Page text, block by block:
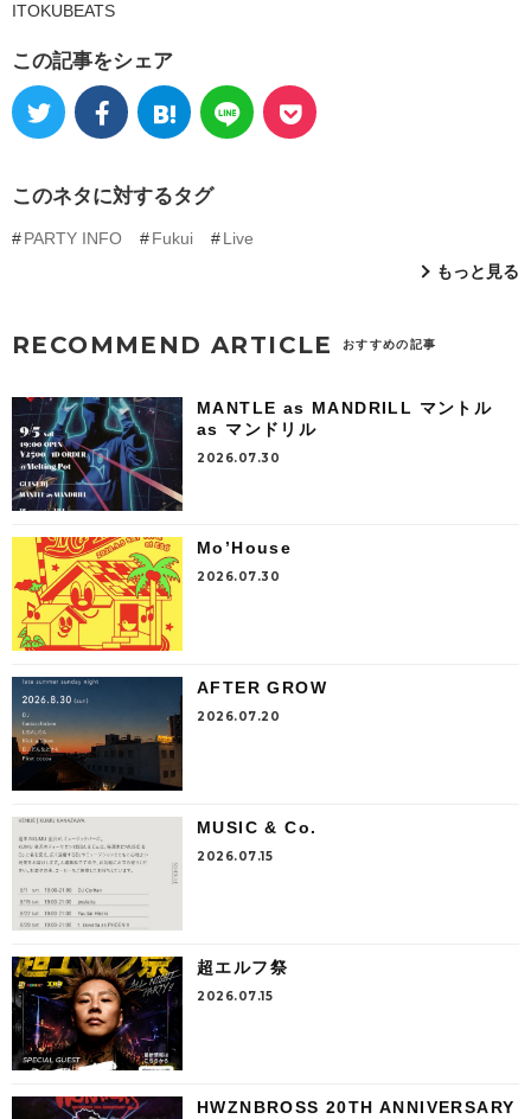
ITOKUBEATS
この記事をシェア
このネタに対するタグ
PARTY INFO Fukui
Live
もっと見る
RECOMMEND ARTICLE おすすめの記事
MANTLE as MANDRILL マントル
as マンドリル
2026.07.30
Mo’House
2026.07.30
AFTER GROW
2026.07.20
MUSIC & Co.
2026.07.15
超エルフ祭
2026.07.15
HWZNBROSS 20TH ANNIVERSARY